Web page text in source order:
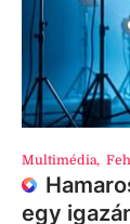
Multimédia,
egy